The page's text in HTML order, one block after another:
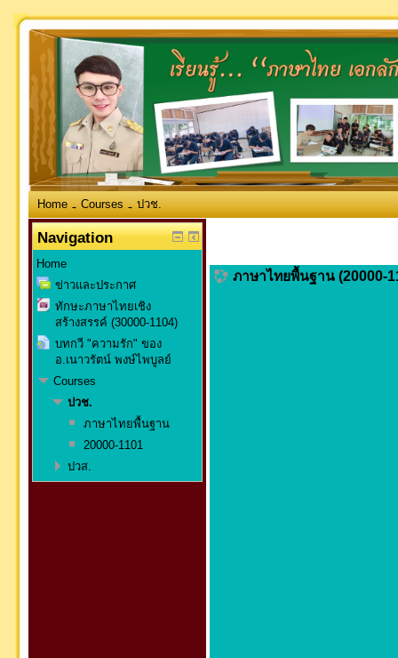
Home → Courses → ปวช.
ภาษาไทยพื้นฐาน (20000-
Navigation
Home
ข่าวและประกาศ
ทักษะภาษาไทยเชิง
สร้างสรรค์ (30000-1104)
บทกวี "ความรัก" ของ
อ.เนาวรัตน์ พงษ์ไพบูลย์
Courses
ปวช.
ภาษาไทยพื้นฐาน
20000-1101
ปวส.